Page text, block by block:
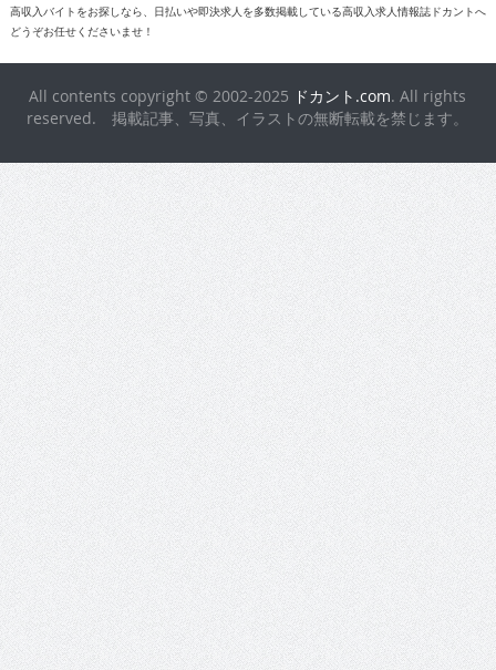
高収入バイトをお探しなら、日払いや即決求人を多数掲載している高収入求人情報誌ドカントへ
どうぞお任せくださいませ！
All contents copyright © 2002-2025 ドカント.com. All rights
reserved. 掲載記事、写真、イラストの無断転載を禁じます。